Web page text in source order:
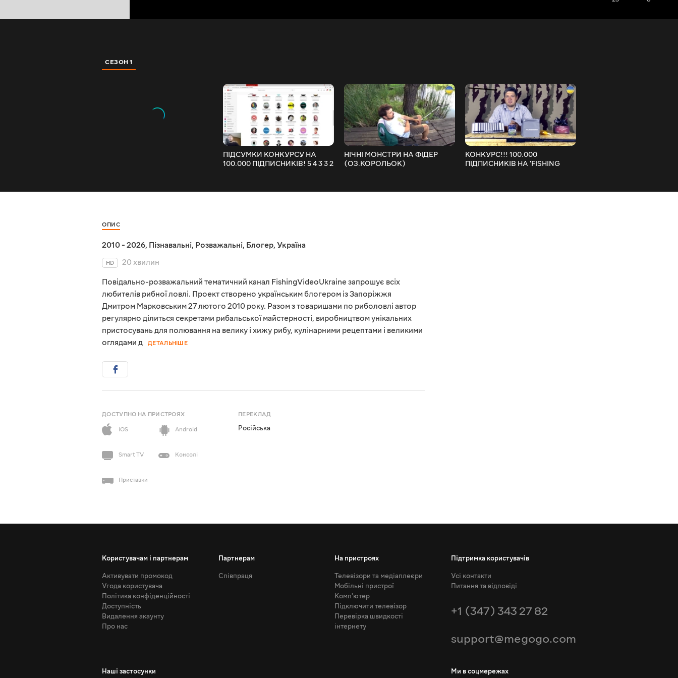
СЕЗОН 1
ПІДСУМКИ КОНКУРСУ НА
100.000 ПІДПИСНИКІВ! 5 4 3 3 2
НІЧНІ МОНСТРИ НА ФІДЕР
(ОЗ.КОРОЛЬОК)
КОНКУРС!!! 100.000
ПІДПИСНИКІВ НА 'FISHING
ОПИС
2010 - 2026, Пізнавальні, Розважальні, Блогер, Україна
HD
20 хвилин
Повідально-розважальний тематичний канал FishingVideoUkraine запрошує всіх
любителів рибної ловлі. Проект створено українським блогером із Запоріжжя
Дмитром Марковським 27 лютого 2010 року. Разом з товаришами по риболовлі автор
регулярно ділиться секретами рибальської майстерності, виробництвом унікальних
пристосувань для полювання на велику і хижу рибу, кулінарними рецептами і великими
оглядами д
ДЕТАЛЬНІШЕ
ДОСТУПНО НА ПРИСТРОЯХ
iOS
Android
Smart TV Консолі
Приставки
ПЕРЕКЛАД
Російська
Користувачам і партнерам
Активувати промокод
Угода користувача
Політика конфіденційності
Доступність
Видалення акаунту
Про нас
Партнерам
Співпраця
На пристроях
Телевізори та медіаплеєри
Мобільні пристрої
Комп'ютер
Підключити телевізор
Перевірка швидкості
інтернету
Підтримка користувачів
Усі контакти
Питання та відповіді
+1 (347) 343 27 82
support@megogo.com
Наші застосунки Ми в соцмережах